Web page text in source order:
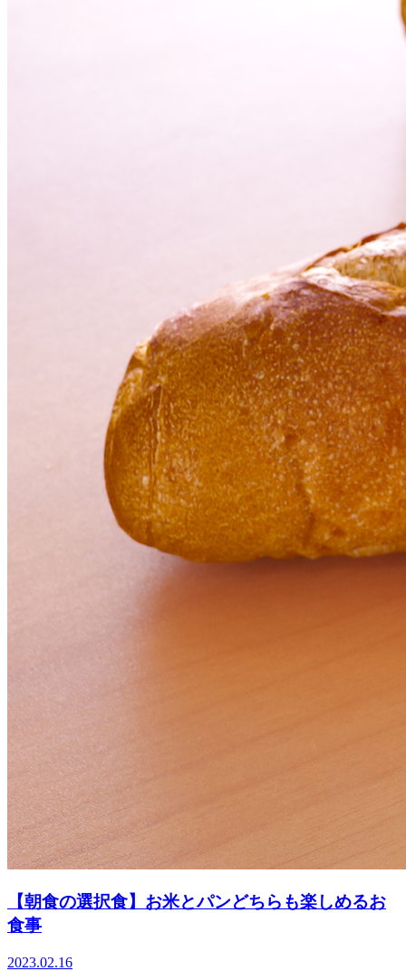
【朝食の選択食】お米とパンどちらも楽しめるお
食事
2023.02.16